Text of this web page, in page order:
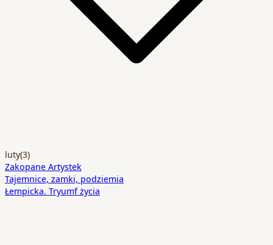
luty(3)
Zakopane Artystek
Tajemnice, zamki, podziemia
Łempicka. Tryumf życia